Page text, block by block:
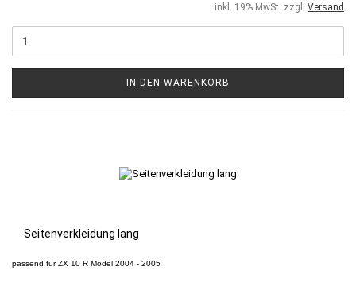
inkl. 19% MwSt. zzgl. Versand
IN DEN WARENKORB
Seitenverkleidung lang
passend fürZX 10 R Model 2004 - 2005